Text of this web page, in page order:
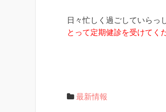
日々忙しく過ごしていらっ
とって定期健診を受けてく
最新情報